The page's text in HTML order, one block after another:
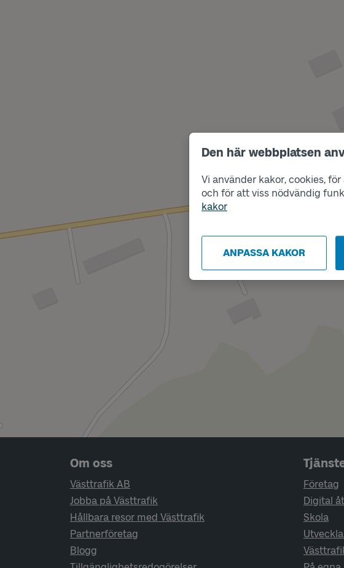
Den här webbplatsen
Vi använder kakor, cookies,
och för att viss nödvändig
kakor
ANPASSA KAKOR
Sidfotsnavigering
Om oss
Västtrafik AB
Jobba på Västtrafik
Hållbara resor med Västtrafik
Partnerföretag
Blogg
Företag
Digital
Skola